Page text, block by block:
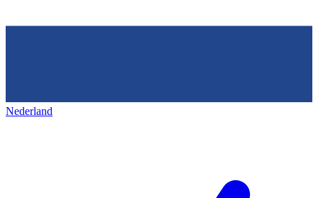
Nederland